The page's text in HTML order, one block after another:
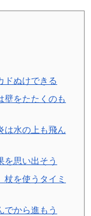
ぬけできる
をたたくのも
水の上も飛ん
思い出そう
を使うタイミ
から進もう